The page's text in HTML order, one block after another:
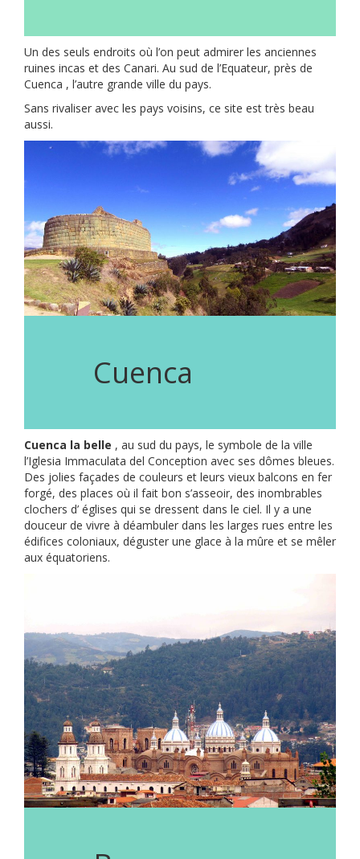
Un des seuls endroits où l’on peut admirer les anciennes
ruines incas et des Canari. Au sud de l’Equateur, près de
Cuenca , l’autre grande ville du pays.
Sans rivaliser avec les pays voisins, ce site est très beau
aussi.
Cuenca
Cuenca la belle , au sud du pays, le symbole de la ville
l’Iglesia Immaculata del Conception avec ses dômes bleues.
Des jolies façades de couleurs et leurs vieux balcons en fer
forgé, des places où il fait bon s’asseoir, des inombrables
clochers d’ églises qui se dressent dans le ciel. Il y a une
douceur de vivre à déambuler dans les larges rues entre les
édifices coloniaux, déguster une glace à la mûre et se mêler
aux équatoriens.